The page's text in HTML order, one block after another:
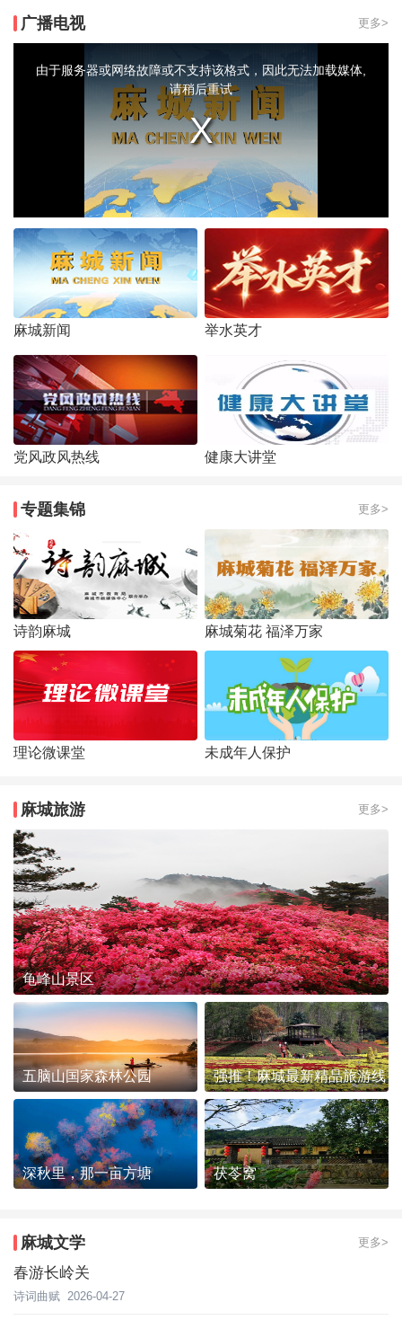
广播电视 更多>
modal由于服务器或网络故障或不支持该格式，因此无法加载媒体,
请稍后重试
麻城新闻 举水英才
党风政风热线 健康大讲堂
专题集锦 更多>
诗韵麻城 麻城菊花 福泽万家
理论微课堂 未成年人保护
麻城旅游 更多>
龟峰山景区
五脑山国家森林公园 强推！麻城最新精品旅游线
路发布~
深秋里，那一亩方塘 茯苓窝
麻城文学 更多>
春游长岭关
诗词曲赋 2026-04-27